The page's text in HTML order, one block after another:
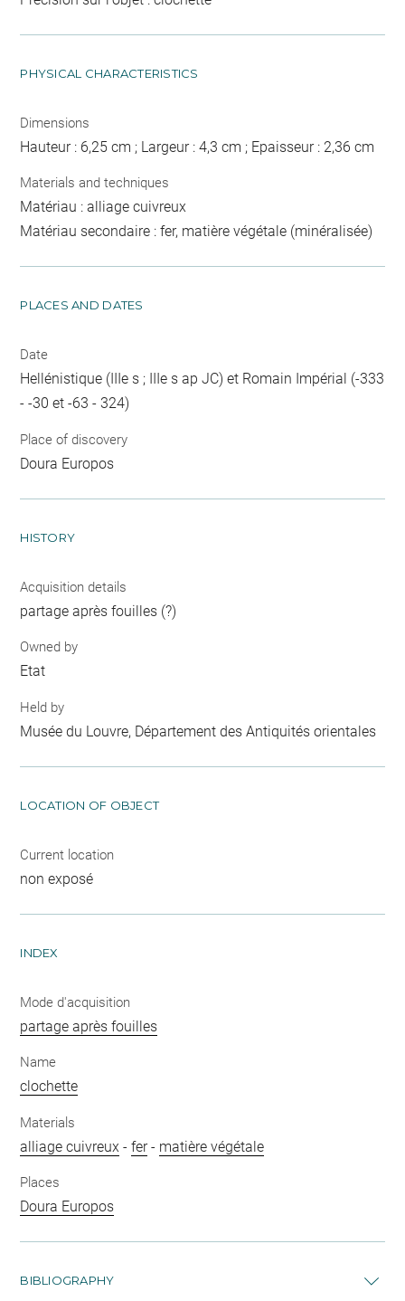
PHYSICAL CHARACTERISTICS
Dimensions
Hauteur : 6,25 cm ; Largeur : 4,3 cm ; Epaisseur : 2,36 cm
Materials and techniques
Matériau : alliage cuivreux
Matériau secondaire : fer, matière végétale (minéralisée)
PLACES AND DATES
Date
Hellénistique (IIIe s ; IIIe s ap JC) et Romain Impérial (-333
- -30 et -63 - 324)
Place of discovery
Doura Europos
HISTORY
Acquisition details
partage après fouilles (?)
Owned by
Etat
Held by
Musée du Louvre, Département des Antiquités orientales
LOCATION OF OBJECT
Current location
non exposé
INDEX
Mode d'acquisition
partage après fouilles
Name
clochette
Materials
alliage cuivreux -fer- matière végétale
Places
Doura Europos
BIBLIOGRAPHY